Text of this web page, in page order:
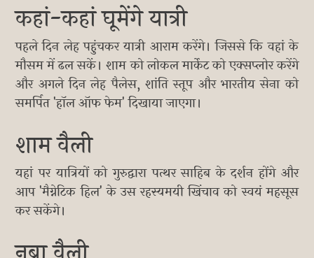
कहां-कहां घूमेंगे यात्री
पहले दिन लेह पहुंचकर यात्री आराम करेंगे। जिससे कि वहां के
मौसम में ढल सकें। शाम को लोकल मार्केट को एक्सप्लोर करेंगे
और अगले दिन लेह पैलेस, शांति स्तूप और भारतीय सेना को
समर्पित 'हॉल ऑफ फेम' दिखाया जाएगा।
शाम वैली
यहां पर यात्रियों को गुरुद्वारा पत्थर साहिब के दर्शन होंगे और
आप 'मैग्नेटिक हिल' के उस रहस्यमयी खिंचाव को स्वयं महसूस
कर सकेंगे।